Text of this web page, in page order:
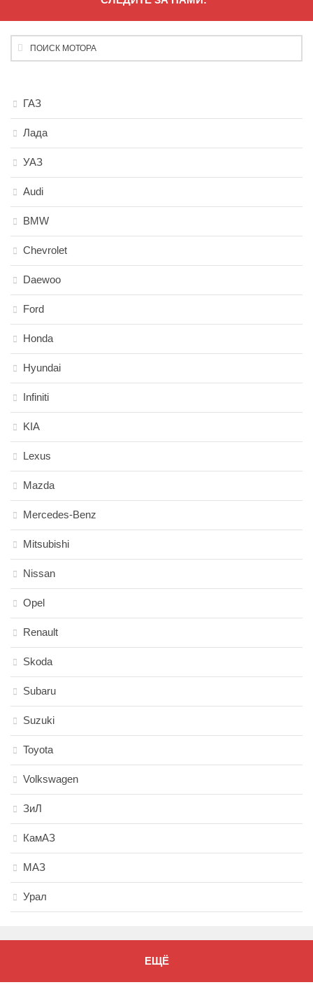
ГАЗ
Лада
УАЗ
Audi
BMW
Chevrolet
Daewoo
Ford
Honda
Hyundai
Infiniti
KIA
Lexus
Mazda
Mercedes-Benz
Mitsubishi
Nissan
Opel
Renault
Skoda
Subaru
Suzuki
Toyota
Volkswagen
ЗиЛ
КамАЗ
МАЗ
Урал
ЕЩЁ